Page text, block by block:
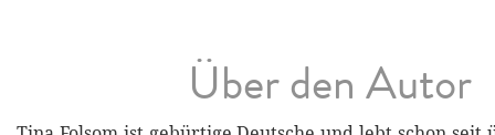
Über den Autor